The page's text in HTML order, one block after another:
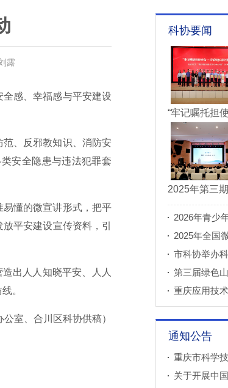
露
感、幸福感与平安建设
、反邪教知识、消防安
安全隐患与违法犯罪套
懂的微宣讲形式，把平
平安建设宣传资料，引
出人人知晓平安、人人
。
公室、合川区科协供稿）
科协要闻
市科协举办
通知公告